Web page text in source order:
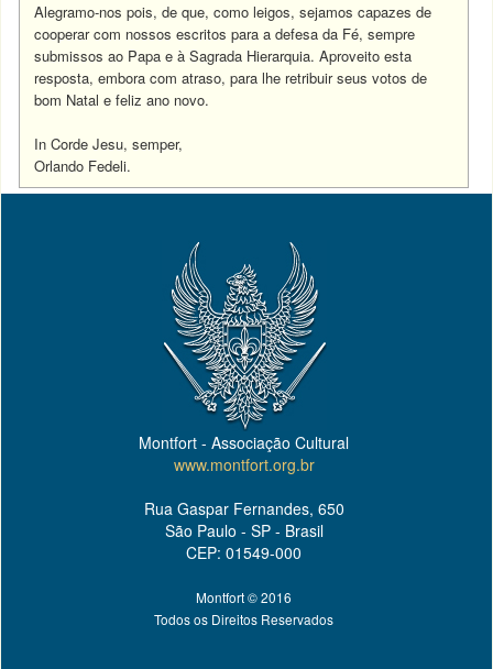
Alegramo-nos pois, de que, como leigos, sejamos capazes de
cooperar com nossos escritos para a defesa da Fé, sempre
submissos ao Papa e à Sagrada Hierarquia. Aproveito esta
resposta, embora com atraso, para lhe retribuir seus votos de
bom Natal e feliz ano novo.
In Corde Jesu, semper,
Orlando Fedeli.
Montfort - Associação Cultural
www.montfort.org.br
Rua Gaspar Fernandes, 650
São Paulo - SP - Brasil
CEP: 01549-000
Montfort © 2016
Todos os Direitos Reservados